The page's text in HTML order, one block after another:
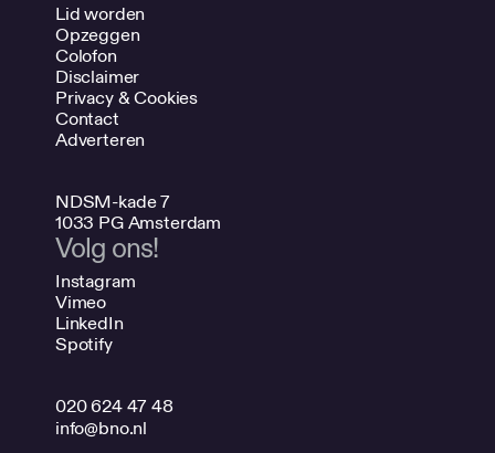
Lid worden
Opzeggen
Colofon
Disclaimer
Privacy & Cookies
Contact
Adverteren
NDSM-kade 7
1033 PG Amsterdam
Volg ons!
Instagram
Vimeo
LinkedIn
Spotify
020 624 47 48
info@bno.nl